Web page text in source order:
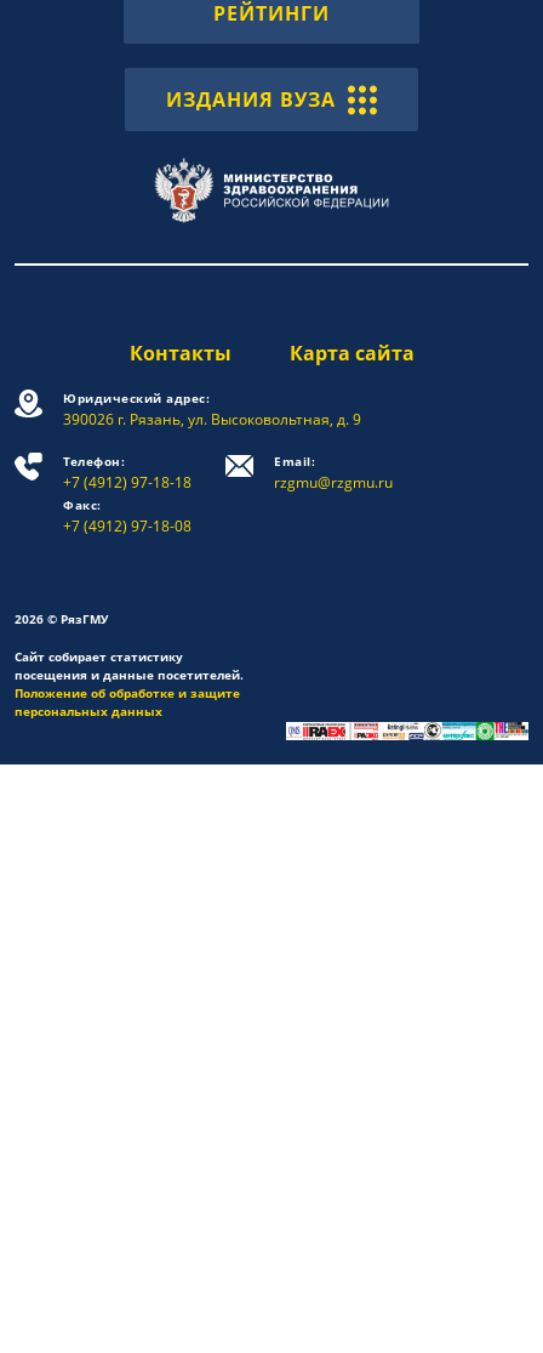
РЕЙТИНГИ
ИЗДАНИЯ ВУЗА
Контакты Карта сайта
Юридический адрес:
390026 г. Рязань, ул. Высоковольтная, д. 9
Телефон:
+7 (4912) 97-18-18
Факс:
+7 (4912) 97-18-08
Email:
rzgmu@rzgmu.ru
2026 © РязГМУ
Сайт собирает статистику
посещения и данные посетителей.
Положение об обработке и защите
персональных данных